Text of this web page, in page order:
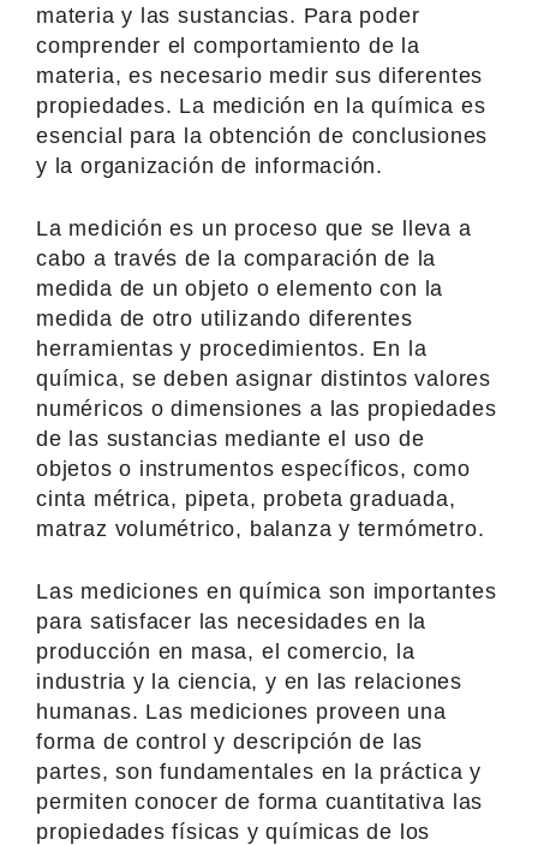
materia y las sustancias. Para poder
comprender el comportamiento de la
materia, es necesario medir sus diferentes
propiedades. La medición en la química es
esencial para la obtención de conclusiones
y la organización de información.
La medición es un proceso que se lleva a
cabo a través de la comparación de la
medida de un objeto o elemento con la
medida de otro utilizando diferentes
herramientas y procedimientos. En la
química, se deben asignar distintos valores
numéricos o dimensiones a las propiedades
de las sustancias mediante el uso de
objetos o instrumentos específicos, como
cinta métrica, pipeta, probeta graduada,
matraz volumétrico, balanza y termómetro.
Las mediciones en química son importantes
para satisfacer las necesidades en la
producción en masa, el comercio, la
industria y la ciencia, y en las relaciones
humanas. Las mediciones proveen una
forma de control y descripción de las
partes, son fundamentales en la práctica y
permiten conocer de forma cuantitativa las
propiedades físicas y químicas de los